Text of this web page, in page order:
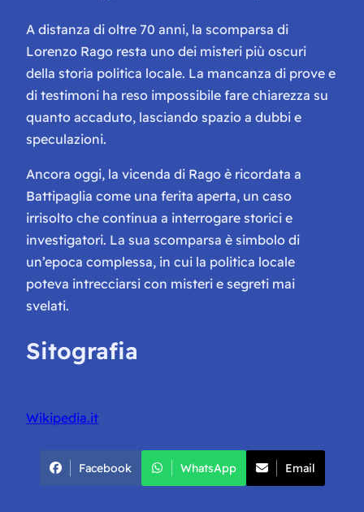
A distanza di oltre 70 anni, la scomparsa di
Lorenzo Rago resta uno dei misteri più oscuri
della storia politica locale. La mancanza di prove e
di testimoni ha reso impossibile fare chiarezza su
quanto accaduto, lasciando spazio a dubbi e
speculazioni.
Ancora oggi, la vicenda di Rago è ricordata a
Battipaglia come una ferita aperta, un caso
irrisolto che continua a interrogare storici e
investigatori. La sua scomparsa è simbolo di
un’epoca complessa, in cui la politica locale
poteva intrecciarsi con misteri e segreti mai
svelati.
Sitografia
Wikipedia.it
Facebook WhatsApp Email